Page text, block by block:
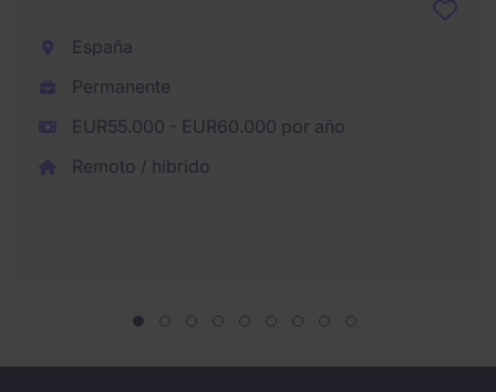
España
Permanente
EUR55.000 - EUR60.000 por año
Remoto / híbrido